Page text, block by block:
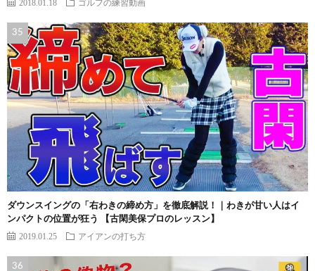
2018.01.18 ゴルフの練習動画
ダウンスイングの「右わきの締め方」を徹底解説！｜わきが甘い人はイ
ンパクトの位置が狂う 【古閑美保プロのレッスン】
2019.01.25 アイアンの打ち方